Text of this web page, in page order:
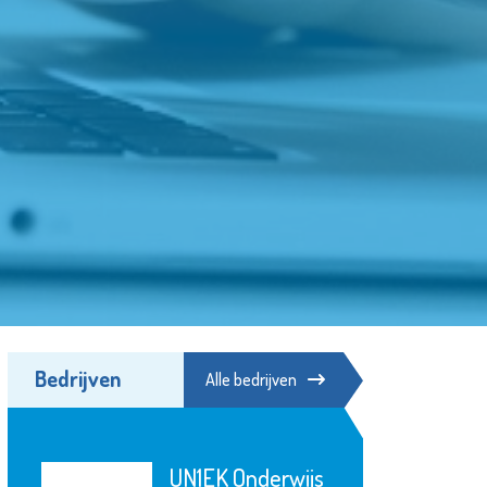
Bedrijven Alle bedrijven
KLiK Vrijwilligers